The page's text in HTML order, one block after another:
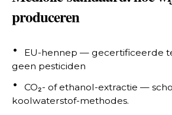
produceren
EU-hennep — gecertificeerde
geen pesticiden
CO₂- of ethanol-extractie —
koolwaterstof-methodes.